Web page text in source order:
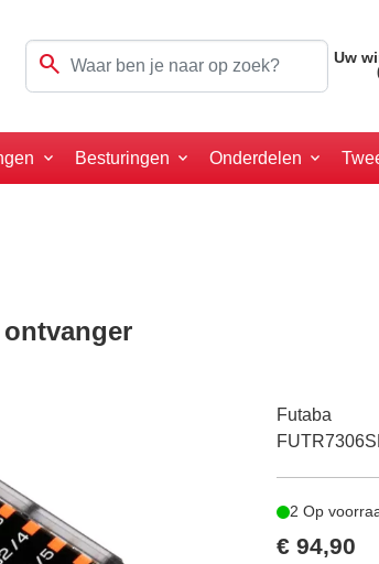
search Uw
Besturingen Onderdelen
ontvanger
Futaba
2 Op
€ 94,90